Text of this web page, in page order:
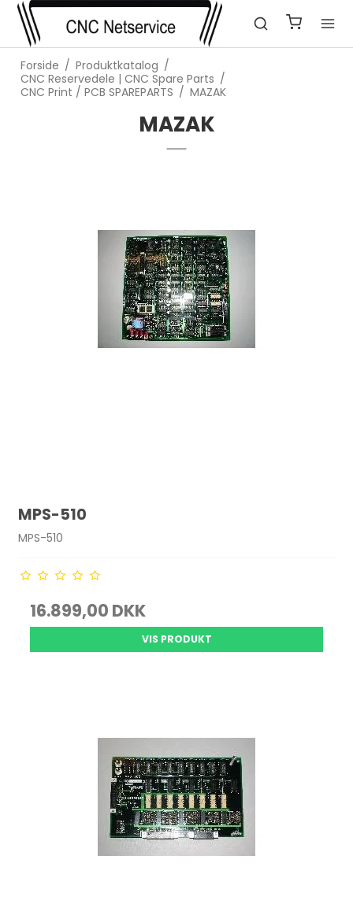
Forside / Produktkatalog /
CNC Reservedele | CNC Spare Parts /
CNC Print / PCB SPAREPARTS / MAZAK
MAZAK
MPS-510
MPS-510
16.899,00 DKK
VIS PRODUKT